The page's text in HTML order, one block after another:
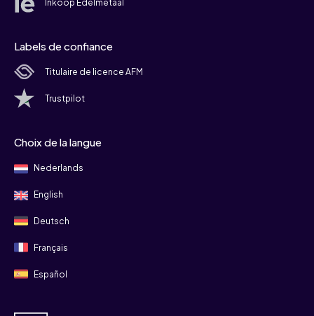
Inkoop Edelmetaal
Labels de confiance
Titulaire de licence AFM
Trustpilot
Choix de la langue
Nederlands
English
Deutsch
Français
Español